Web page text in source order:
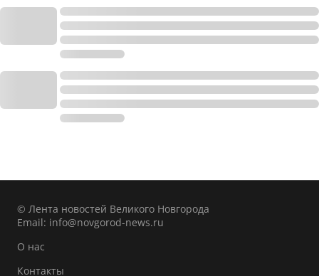
© Лента новостей Великого Новгорода
Email: info@novgorod-news.ru
О нас
Контакты